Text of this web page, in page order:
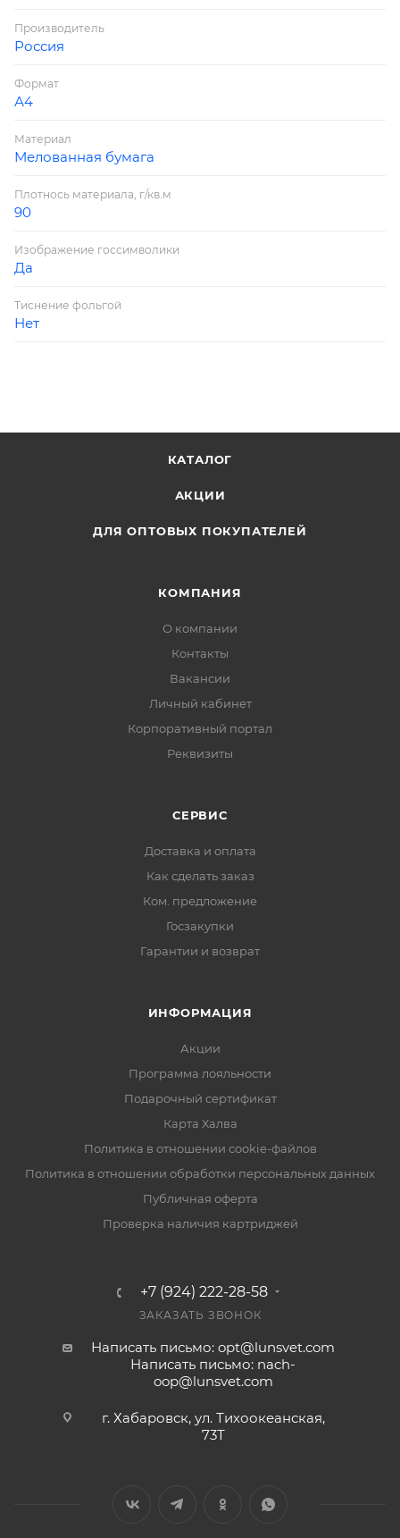
Производитель
Россия
Формат
А4
Материал
Мелованная бумага
Плотнось материала, г/кв.м
90
Изображение госсимволики
Да
Тиснение фольгой
Нет
КАТАЛОГ
АКЦИИ
ДЛЯ ОПТОВЫХ ПОКУПАТЕЛЕЙ
КОМПАНИЯ
О компании
Контакты
Вакансии
Личный кабинет
Корпоративный портал
Реквизиты
СЕРВИС
Доставка и оплата
Как сделать заказ
Ком. предложение
Госзакупки
Гарантии и возврат
ИНФОРМАЦИЯ
Акции
Программа лояльности
Подарочный сертификат
Карта Халва
Политика в отношении cookie-файлов
Политика в отношении обработки персональных данных
Публичная оферта
Проверка наличия картриджей
+7 (924) 222-28-58
ЗАКАЗАТЬ ЗВОНОК
Написать письмо: opt@lunsvet.com
Написать письмо: nach-
oop@lunsvet.com
г. Хабаровск, ул. Тихоокеанская,
73Т